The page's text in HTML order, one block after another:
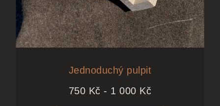
Jednoduchý pulpit
750 Kč - 1 000 Kč